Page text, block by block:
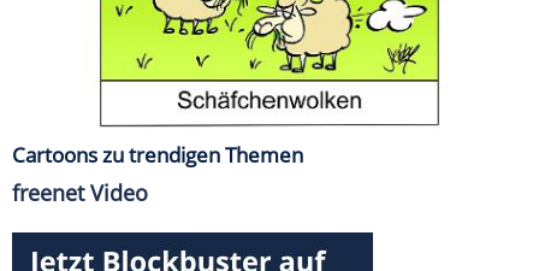
Cartoons zu trendigen Themen
freenet Video